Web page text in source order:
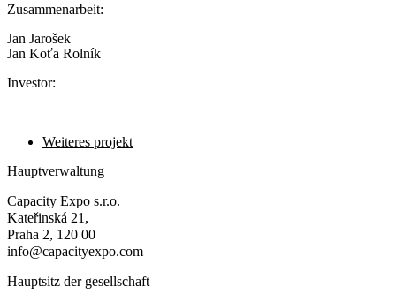
Zusammenarbeit:
Jan Jarošek
Jan Koťa Rolník
Investor:
Weiteres projekt
Hauptverwaltung
Capacity Expo s.r.o.
Kateřinská 21,
Praha 2, 120 00
info@capacityexpo.com
Hauptsitz der gesellschaft